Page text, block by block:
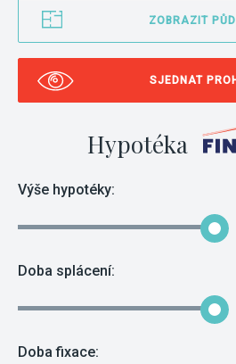
ZOBRAZIT
SJEDNAT
Hypotéka
Výše hypotéky:
Doba splácení:
Doba fixace: